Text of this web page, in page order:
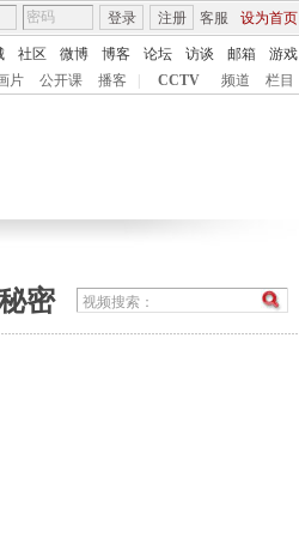
客服 设为首页
登录 注册
社区 微博 博客 论坛 访谈 邮箱
游戏
片
公开课 播客 CCTV 频道 栏目
密